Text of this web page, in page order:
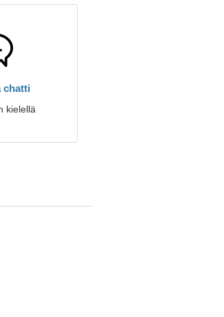
chatti
kielellä